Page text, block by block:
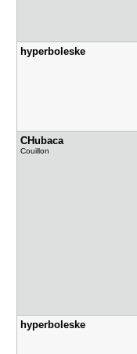
hyperboles​ke
CHubaca
Couillon
hyperboles​ke